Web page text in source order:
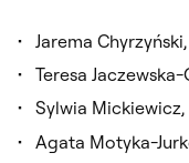
Jarema Chyrzyński,
Teresa
Sylwia Mickiewicz,
Agata Motyka-